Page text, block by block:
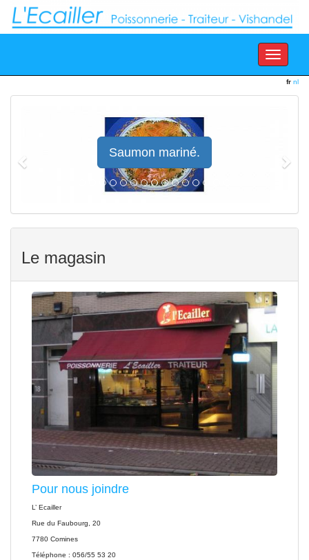
Toggle
navigation
fr nl
Saumon mariné.
Le magasin
Pour nous joindre
L’ Ecailler
Rue du Faubourg, 20
7780 Comines
Téléphone : 056/55 53 20